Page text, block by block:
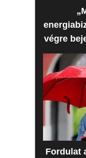
végre
Fordulat